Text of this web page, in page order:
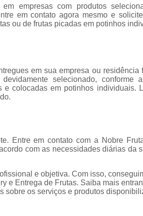
Frutas
Frutas
Frutas em
empresas com produtos
em contato agora mesmo e
ou de frutas picadas em potinhos
em sua empresa ou residência
selecionado, conforme
colocadas em potinhos individuais.
Entre em contato com a Nobre
com as necessidades diárias da
e objetiva. Com isso,
e Entrega de Frutas. Saiba mais
sobre os serviços e produtos